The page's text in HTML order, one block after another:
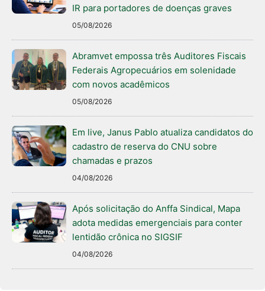
IR para portadores de doenças graves
05/08/2026
Abramvet empossa três Auditores Fiscais
Federais Agropecuários em solenidade
com novos acadêmicos
05/08/2026
Em live, Janus Pablo atualiza candidatos do
cadastro de reserva do CNU sobre
chamadas e prazos
04/08/2026
Após solicitação do Anffa Sindical, Mapa
adota medidas emergenciais para conter
lentidão crônica no SIGSIF
04/08/2026